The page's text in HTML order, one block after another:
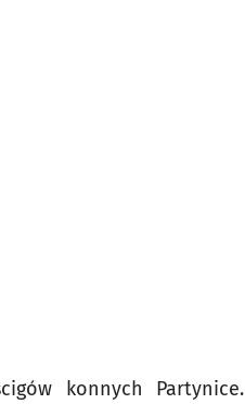
konnych Partynice.